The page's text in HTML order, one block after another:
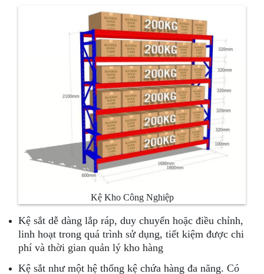
Kệ Kho Công Nghiệp
Kệ sắt dễ dàng lắp ráp, duy chuyển hoặc điều chỉnh,
linh hoạt trong quá trình sử dụng, tiết kiệm được chi
phí và thời gian quản lý kho hàng
Kệ sắt như một hệ thống kệ chứa hàng đa năng. Có